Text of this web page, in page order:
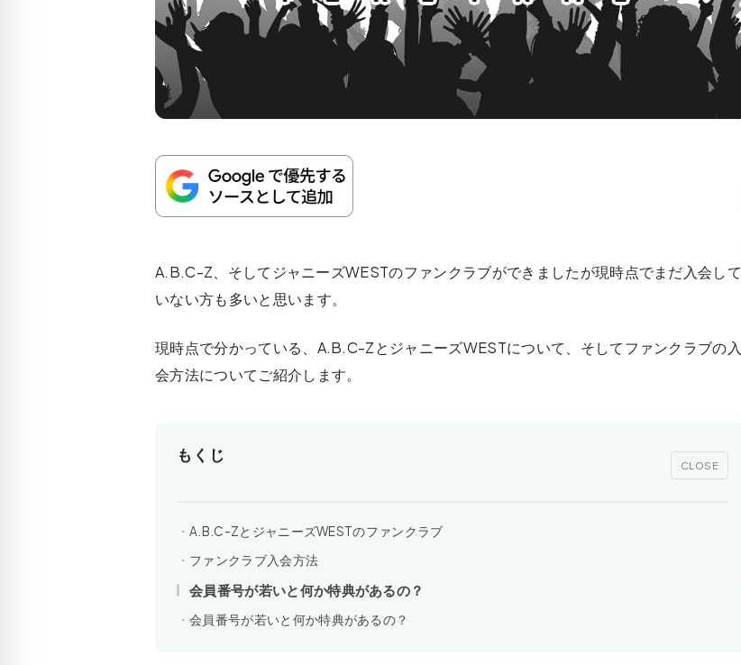
A.B.C-Z、そしてジャニーズWESTのファンクラブができましたが現時点でまだ入会して
いない方も多いと思います。
現時点で分かっている、A.B.C-ZとジャニーズWESTについて、そしてファンクラブの入
会方法についてご紹介します。
もくじ
CLOSE
A.B.C-ZとジャニーズWESTのファンクラブ
ファンクラブ入会方法
会員番号が若いと何か特典があるの？
会員番号が若いと何か特典があるの？